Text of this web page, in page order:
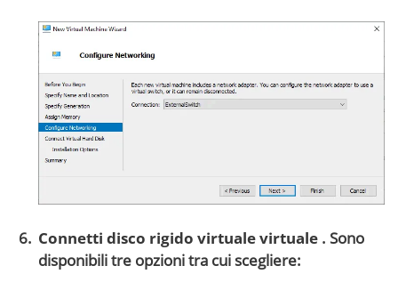
Connetti disco rigido virtuale virtuale . Sono
disponibili tre opzioni tra cui scegliere: